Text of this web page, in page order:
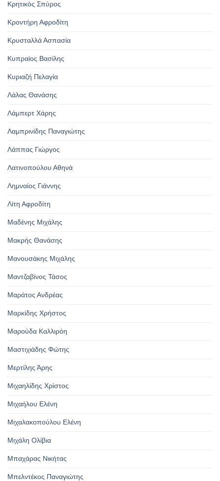
Κρητικός Σπύρος
Κροντήρη Αφροδίτη
Κρυσταλλά Ασπασία
Κυπραίος Βασίλης
Κυριαζή Πελαγία
Λάλας Θανάσης
Λάμπερτ Χάρης
Λαμπρινίδης Παναγιώτης
Λάππας Γιώργος
Λατινοπούλου Αθηνά
Λημναίος Γιάννης
Λίτη Αφροδίτη
Μαδένης Μιχάλης
Μακρής Θανάσης
Μανουσάκης Μιχάλης
Μαντζαβίνος Τάσος
Μαράτος Ανδρέας
Μαρκίδης Χρήστος
Μαρούδα Καλλιρόη
Μαστιχιάδης Φώτης
Μερτίλης Άρης
Μιχαηλίδης Χρίστος
Μιχαήλου Ελένη
Μιχαλακοπούλου Ελένη
Μιχάλη Ολίβια
Μπαχάρας Νικήτας
Μπελντέκος Παναγιώτης